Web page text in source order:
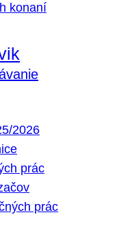
konaní
2026
prác
prác